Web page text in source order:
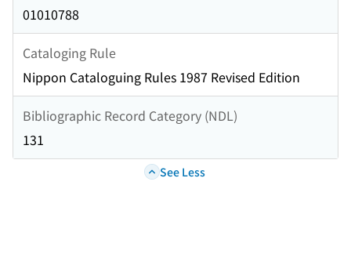
01010788
Cataloging Rule
Nippon Cataloguing Rules 1987 Revised Edition
Bibliographic Record Category (NDL)
131
See Less